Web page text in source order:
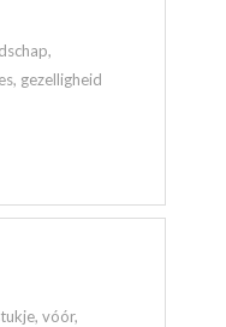
gezelligheid
vóór,